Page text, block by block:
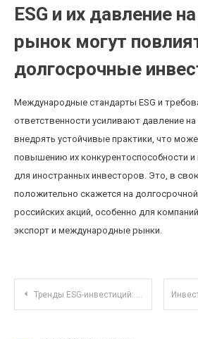
ESG и их давление
рынок могут
долгосрочные
Международные стандарты ESG и
ответственности усиливают давление
внедрять устойчивые практики, что
повышению их конкурентоспособности и
для иностранных инвесторов. Это, в
положительно скажется на
российских акций, особенно для
экспорт и международные рынки.
Навигация по
Тренды ESG-инвестиций: как экологическая ответственность влияет на акции в 2025 году